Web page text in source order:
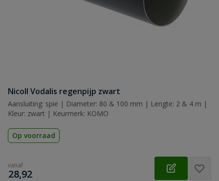
Nicoll Vodalis regenpijp zwart
Aansluiting: spie | Diameter: 80 & 100 mm | Lengte: 2 & 4 m |
Kleur: zwart | Keurmerk: KOMO
Op voorraad
vanaf
€
28,92